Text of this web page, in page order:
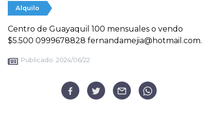
Alquilo
Centro de Guayaquil 100 mensuales o vendo
$5.500 0999678828 fernandamejia@hotmail.com.
Publicado: 2024/06/22